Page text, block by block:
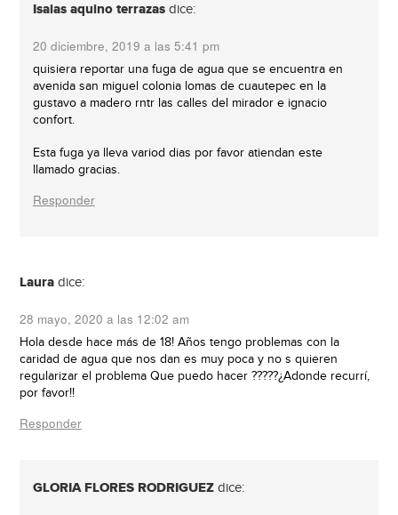
Isaias aquino terrazas dice:
20 diciembre, 2019 a las 5:41 pm
quisiera reportar una fuga de agua que se encuentra en
avenida san miguel colonia lomas de cuautepec en la
gustavo a madero rntr las calles del mirador e ignacio
confort.
Esta fuga ya lleva variod dias por favor atiendan este
llamado gracias.
Responder
Laura dice:
28 mayo, 2020 a las 12:02 am
Hola desde hace más de 18! Años tengo problemas con la
caridad de agua que nos dan es muy poca y no s quieren
regularizar el problema Que puedo hacer ?????¿Adonde recurrí,
por favor!!
Responder
GLORIA FLORES RODRIGUEZ dice: